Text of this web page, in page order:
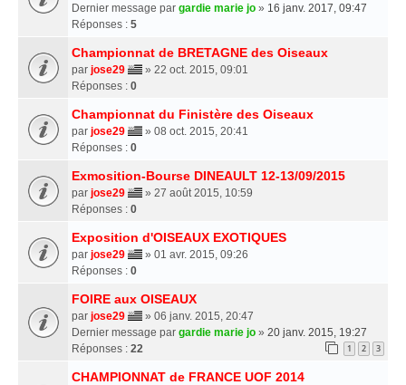
Dernier message par gardie marie jo » 16 janv. 2017, 09:47
Réponses : 5
Championnat de BRETAGNE des Oiseaux
par jose29
» 22 oct. 2015, 09:01
Réponses : 0
Championnat du Finistère des Oiseaux
par jose29
» 08 oct. 2015, 20:41
Réponses : 0
Exmosition-Bourse DINEAULT 12-13/09/2015
par jose29
» 27 août 2015, 10:59
Réponses : 0
Exposition d'OISEAUX EXOTIQUES
par jose29
» 01 avr. 2015, 09:26
Réponses : 0
FOIRE aux OISEAUX
par jose29
» 06 janv. 2015, 20:47
Dernier message par gardie marie jo » 20 janv. 2015, 19:27
Réponses : 22 1 2 3
CHAMPIONNAT de FRANCE UOF 2014